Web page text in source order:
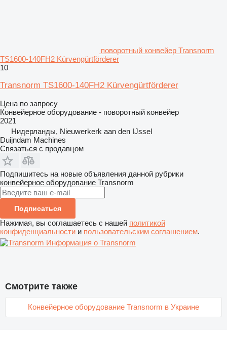
поворотный конвейер Transnorm
TS1600-140FH2 Kürvengürtförderer
10
Transnorm TS1600-140FH2 Kürvengürtförderer
Цена по запросу
Конвейерное оборудование - поворотный конвейер
2021
Нидерланды, Nieuwerkerk aan den IJssel
Duijndam Machines
Связаться с продавцом
Подпишитесь на новые объявления данной рубрики
конвейерное оборудование Transnorm
Подписаться
Нажимая, вы соглашаетесь с нашей политикой
конфиденциальности и пользовательским соглашением.
Информация о Transnorm
Смотрите также
Конвейерное оборудование Transnorm в Украине